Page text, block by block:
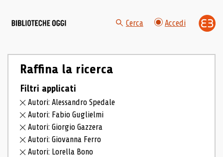
Cerca Accedi
Raffina la ricerca
Filtri applicati
Autori: Alessandro Spedale
Autori: Fabio Guglielmi
Autori: Giorgio Gazzera
Autori: Giovanna Ferro
Autori: Lorella Bono